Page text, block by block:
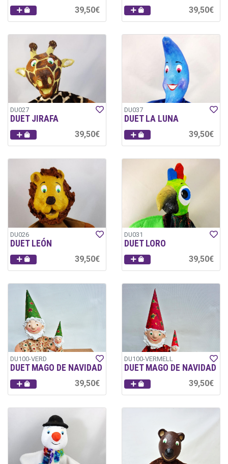
39,50€ 39,50€
DU027
DUET JIRAFA
39,50€
DU037
DUET LA LUNA
39,50€
DU026
DUET LEÓN
39,50€
DU031
DUET LORO
39,50€
DU100-VERD
DUET MAGO DE NAVIDAD
39,50€
DU100-VERMELL
DUET MAGO DE NAVIDAD
39,50€